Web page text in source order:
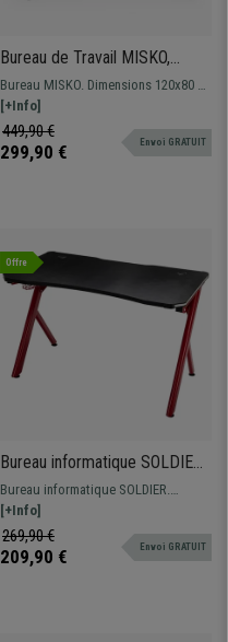
Bureau de Travail MISKO,
120x80x74 cm, Piétement en
Bois, Blanc
Bureau MISKO. Dimensions 120x80 et
74 cm de hauteur. Style Design avec
une surface Blanche.
[+Info]
449,90 €
299,90 € Envoi GRATUIT
Offre
Bureau informatique SOLDIER,
120x66x75 cm, avec bandeau
LED, Support Gobelet, en
Métal et Bois, Rouge et Noir
Bureau informatique SOLDIER.
Dimensions 120x66 et 75 cm de haut.
Spécial pour gamers avec bandeau
LED, support gobelet et passe-câbles
[+Info]
269,90 €
209,90 € Envoi GRATUIT